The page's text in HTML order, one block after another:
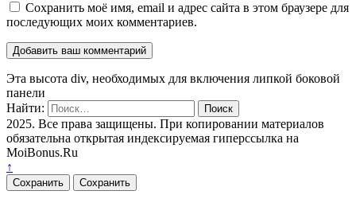
Сохранить моё имя, email и адрес сайта в этом браузере для
последующих моих комментариев.
Эта высота div, необходимых для включения липкой боковой
панели
Найти:
2025. Все права защищены. При копировании материалов
обязательна открытая индексируемая гиперссылка на
MoiBonus.Ru
↑